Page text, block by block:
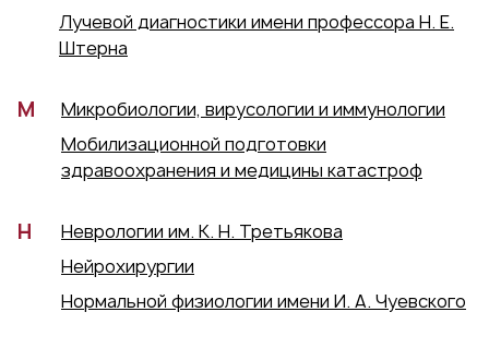
Лучевой диагностики имени профессора Н. Е.
Штерна
М
Микробиологии, вирусологии и иммунологии
Мобилизационной подготовки
здравоохранения и медицины катастроф
Н
Неврологии им. К. Н. Третьякова
Нейрохирургии
Нормальной физиологии имени И. А. Чуевского